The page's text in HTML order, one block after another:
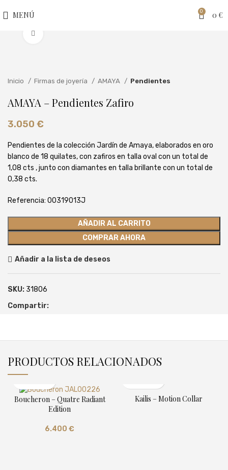
MENÚ 0 0 €
Inicio Firmas de joyería AMAYA Pendientes
AMAYA – Pendientes Zafiro
3.050 €
Pendientes de la colección Jardín de Amaya, elaborados en oro
blanco de 18 quilates, con zafiros en talla oval con un total de
1,08 cts , junto con diamantes en talla brillante con un total de
0,38 cts.
Referencia: 00319013J
AÑADIR AL CARRITO
COMPRAR AHORA
Añadir a la lista de deseos
SKU: 31806
Compartir:
PRODUCTOS RELACIONADOS
Boucheron – Quatre Radiant
Edition
6.400 €
Kailis – Motion Collar